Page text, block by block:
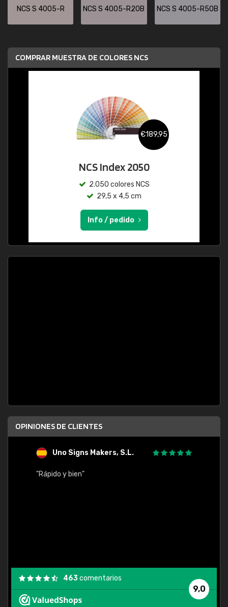
NCS S 4005-R NCS S 4005-R20B NCS S 4005-R50B
COMPRAR MUESTRA DE COLORES NCS
€189,95
NCS Index 2050
2.050 colores NCS
29,5 x 4,5 cm
Info / pedido
OPINIONES DE CLIENTES
Uno Signs Makers, S.L.
"Rápido y bien"
9,0
463comentarios